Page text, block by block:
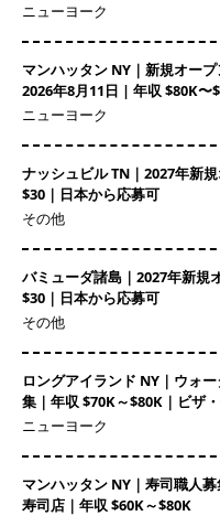
ニューヨーク
マンハッタン NY｜新規オー
2026年8月11日 | 年収 $80K〜
ニューヨーク
ナッシュビル TN｜2027年新
$30｜日本から応募可
その他
バミューダ諸島｜2027年新規
$30｜日本から応募可
その他
ロングアイランド NY｜ウォ
集｜年収 $70K～$80K｜ビザ
ニューヨーク
マンハッタン NY｜寿司職人
寿司店｜年収 $60K～$80K